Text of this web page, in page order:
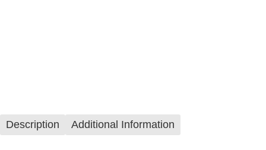
Description Additional Information